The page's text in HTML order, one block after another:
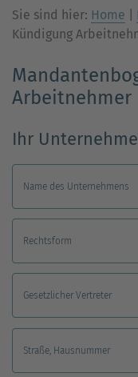
Sie sind hier: Home
Kündigung
Arbeitnehmer
Ihr
Name des Unternehmens
Rechtsform
Gesetzlicher Vertreter
Straße, Hausnummer